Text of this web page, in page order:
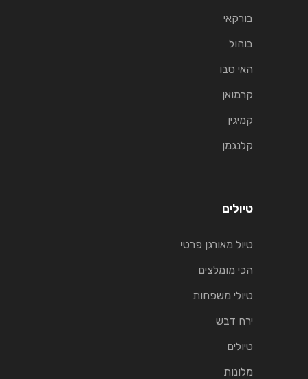
בורקאי
בוהול
האי סבו
קרמואן
קמיגין
קלנגמן
טיולים
טיול מאורגן פרטי
הכי מומלצים
טיולי משפחות
ירח דבש
טיולים
מלונות